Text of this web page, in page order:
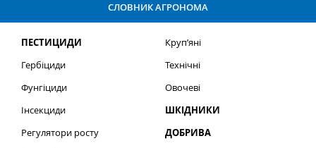
СЛОВНИК АГРОНОМА
ПЕСТИЦИДИ
Гербіциди
Фунгіциди
Інсекциди
Регулятори росту
Круп’яні
Технічні
Овочеві
ШКІДНИКИ
ДОБРИВА